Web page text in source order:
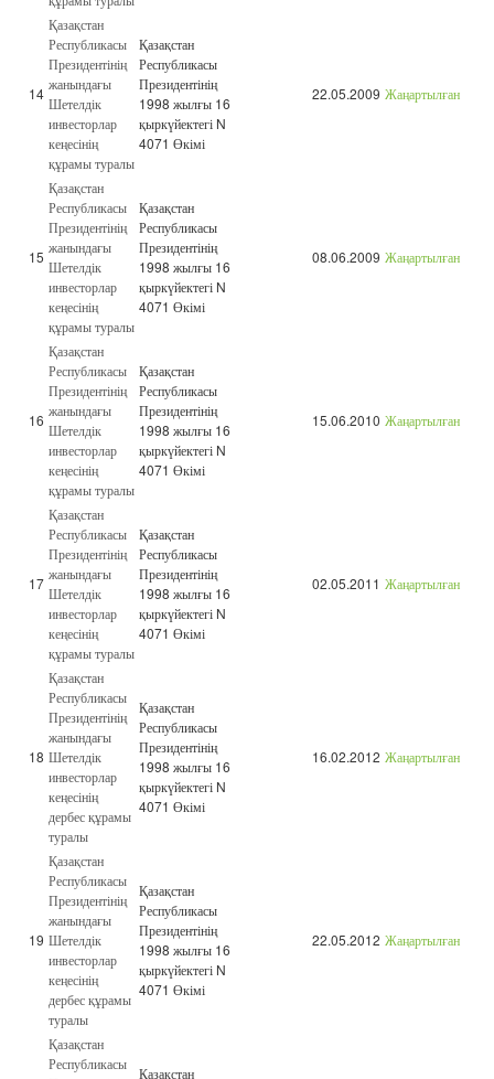
14
Қазақстан
Республикасы
Президентінің
жанындағы
Шетелдік
инвесторлар
кеңесінің
құрамы туралы
Қазақстан
Республикасы
Президентінің
1998 жылғы 16
қыркүйектегі N
4071 Өкімі
22.05.2009 Жаңартылған
15
Қазақстан
Республикасы
Президентінің
жанындағы
Шетелдік
инвесторлар
кеңесінің
құрамы туралы
Қазақстан
Республикасы
Президентінің
1998 жылғы 16
қыркүйектегі N
4071 Өкімі
08.06.2009 Жаңартылған
16
Қазақстан
Республикасы
Президентінің
жанындағы
Шетелдік
инвесторлар
кеңесінің
құрамы туралы
Қазақстан
Республикасы
Президентінің
1998 жылғы 16
қыркүйектегі N
4071 Өкімі
15.06.2010 Жаңартылған
17
Қазақстан
Республикасы
Президентінің
жанындағы
Шетелдік
инвесторлар
кеңесінің
құрамы туралы
Қазақстан
Республикасы
Президентінің
1998 жылғы 16
қыркүйектегі N
4071 Өкімі
02.05.2011 Жаңартылған
18
Қазақстан
Республикасы
Президентінің
жанындағы
Шетелдік
инвесторлар
кеңесінің
дербес құрамы
туралы
Қазақстан
Республикасы
Президентінің
1998 жылғы 16
қыркүйектегі N
4071 Өкімі
16.02.2012 Жаңартылған
19
Қазақстан
Республикасы
Президентінің
жанындағы
Шетелдік
инвесторлар
кеңесінің
дербес құрамы
туралы
Қазақстан
Республикасы
Президентінің
1998 жылғы 16
қыркүйектегі N
4071 Өкімі
22.05.2012 Жаңартылған
Қазақстан
Республикасы
Қазақстан